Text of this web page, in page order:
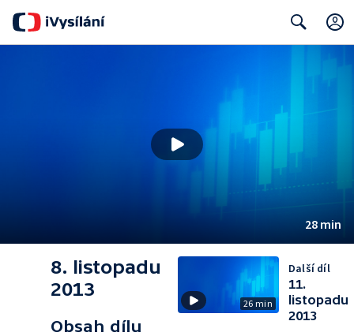
28 min
8. listopadu
2013
Obsah dílu
26 min
Další díl
11.
listopadu
2013